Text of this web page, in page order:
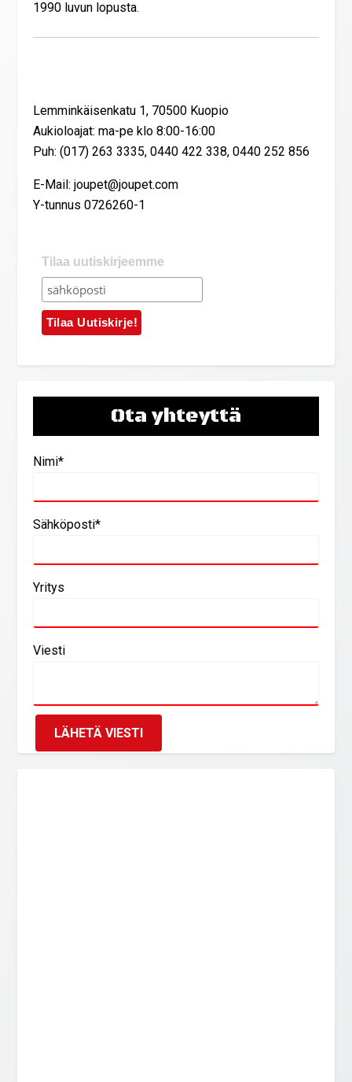
1990 luvun lopusta.
Lemminkäisenkatu 1, 70500 Kuopio
Aukioloajat: ma-pe klo 8:00-16:00
Puh: (017) 263 3335, 0440 422 338, 0440 252 856
E-Mail: joupet@joupet.com
Y-tunnus 0726260-1
Tilaa uutiskirjeemme
Ota yhteyttä
Nimi*
Sähköposti*
Yritys
Viesti